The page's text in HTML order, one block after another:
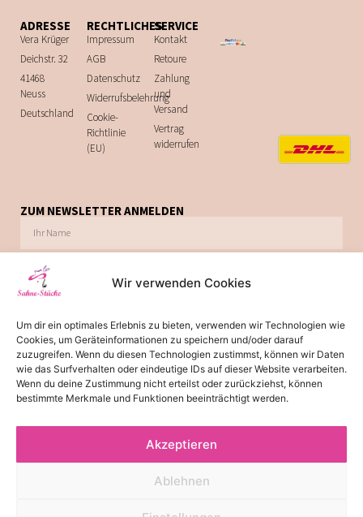
Wir verwenden Cookies
Um dir ein optimales Erlebnis zu bieten, verwenden wir Technologien wie
Cookies, um Geräteinformationen zu speichern und/oder darauf
zuzugreifen. Wenn du diesen Technologien zustimmst, können wir Daten
wie das Surfverhalten oder eindeutige IDs auf dieser Website verarbeiten.
Wenn du deine Zustimmung nicht erteilst oder zurückziehst, können
bestimmte Merkmale und Funktionen beeinträchtigt werden.
Akzeptieren
Ablehnen
ADRESSE
Vera Krüger
Deichstr. 32
41468
Neuss
Deutschland
RECHTLICHES
Impressum
AGB
Datenschutz
Widerrufsbelehrung
Cookie-
Richtlinie
(EU)
SERVICE
Kontakt
Retoure
Zahlung
und
Versand
Vertrag
widerrufen
ZUM NEWSLETTER ANMELDEN
Angebote per E-Mail informiert werden. Diese Einwilligung kann jederzeit via E-Mail
widerrufen werden.
JETZT ABONNIEREN
Die Lieferzeit von 2-3 Tagen gilt für Lieferungen innerhalb
Deutschland. Bitte beachten Sie, dass es bei Lieferungen ins Ausland
zu einer Lieferzeit von 3-5 Tagen kommen kann.
© 2026 - Alle Rechte reserviert